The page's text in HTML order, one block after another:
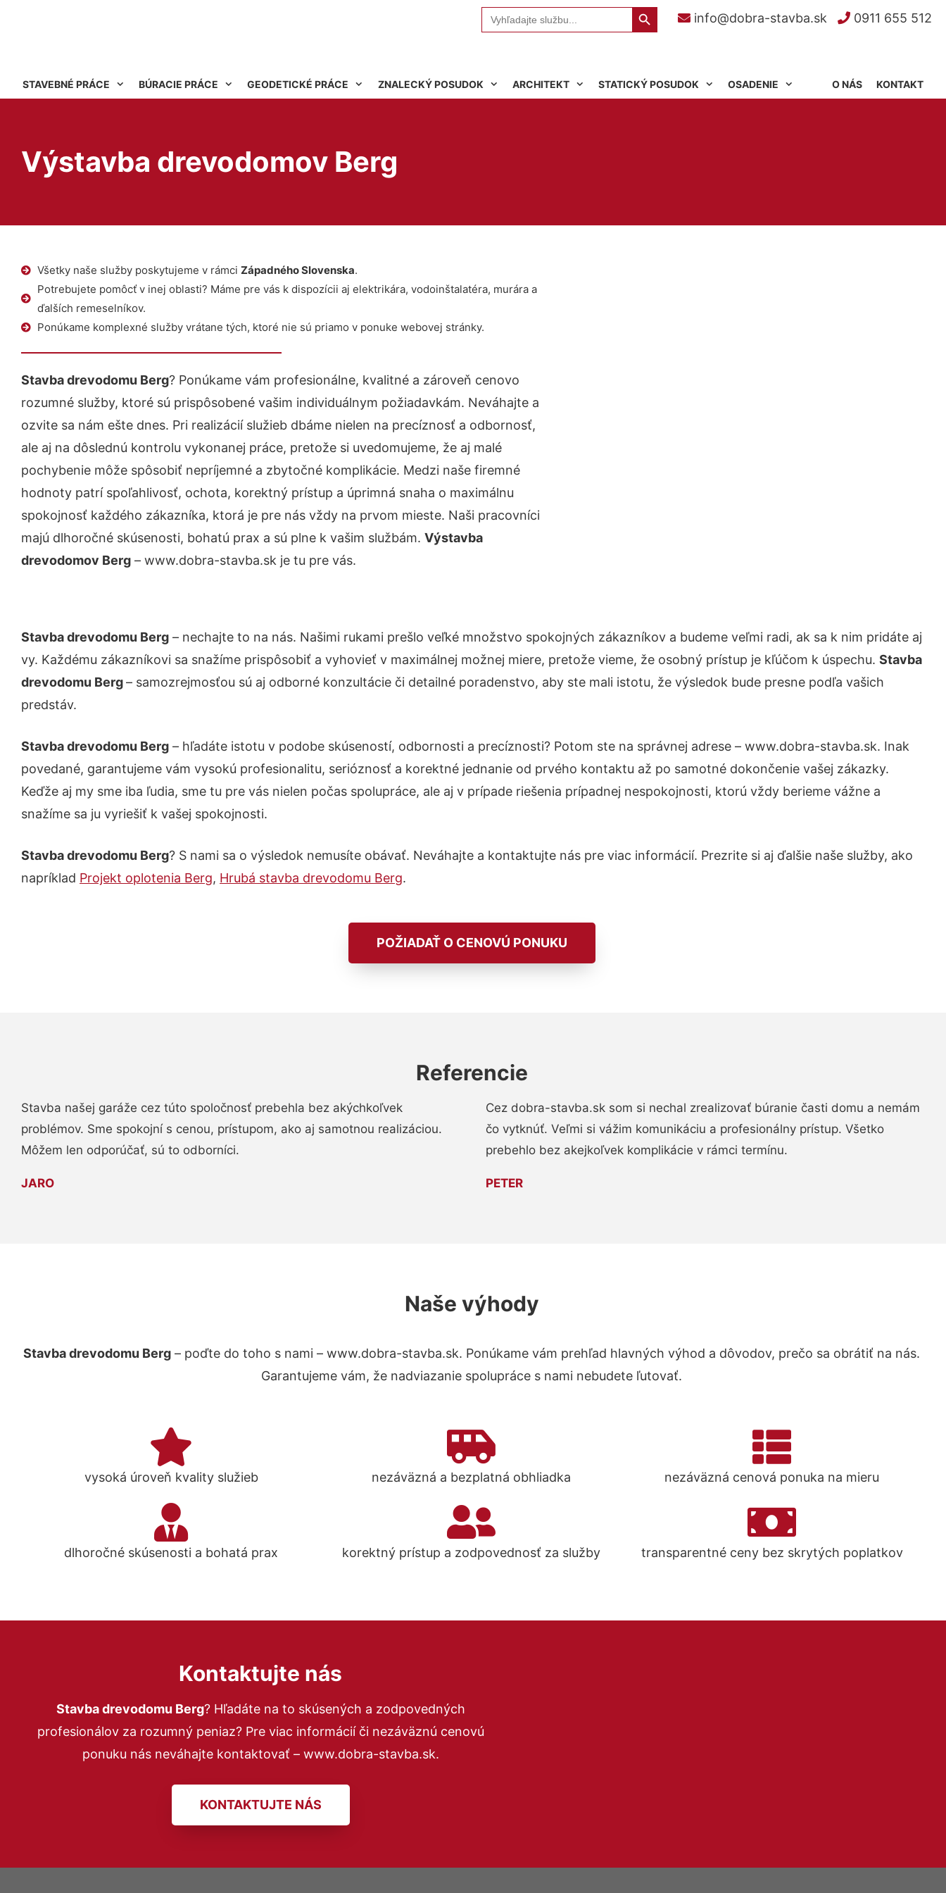
info@dobra-stavba.sk 0911 655 512
Search
for:
Search Button
STAVEBNÉ PRÁCE BÚRACIE PRÁCE GEODETICKÉ PRÁCE ZNALECKÝ POSUDOK ARCHITEKT STATICKÝ POSUDOK OSADENIE KONTAKT
O NÁS
Výstavba drevodomov Berg
Všetky naše služby poskytujeme v rámci Západného Slovenska.
Potrebujete pomôcť v inej oblasti? Máme pre vás k dispozícii aj elektrikára, vodoinštalatéra, murára a
ďalších remeselníkov.
Ponúkame komplexné služby vrátane tých, ktoré nie sú priamo v ponuke webovej stránky.
Stavba drevodomu Berg? Ponúkame vám profesionálne, kvalitné a zároveň cenovo
rozumné služby, ktoré sú prispôsobené vašim individuálnym požiadavkám. Neváhajte a
ozvite sa nám ešte dnes. Pri realizácií služieb dbáme nielen na precíznosť a odbornosť,
ale aj na dôslednú kontrolu vykonanej práce, pretože si uvedomujeme, že aj malé
pochybenie môže spôsobiť nepríjemné a zbytočné komplikácie. Medzi naše firemné
hodnoty patrí spoľahlivosť, ochota, korektný prístup a úprimná snaha o maximálnu
spokojnosť každého zákazníka, ktorá je pre nás vždy na prvom mieste. Naši pracovníci
majú dlhoročné skúsenosti, bohatú prax a sú plne k vašim službám. Výstavba
drevodomov Berg – www.dobra-stavba.sk je tu pre vás.
Stavba drevodomu Berg – nechajte to na nás. Našimi rukami prešlo veľké množstvo spokojných zákazníkov a budeme veľmi radi, ak sa k nim pridáte aj
vy. Každému zákazníkovi sa snažíme prispôsobiť a vyhovieť v maximálnej možnej miere, pretože vieme, že osobný prístup je kľúčom k úspechu. Stavba
drevodomu Berg– samozrejmosťou sú aj odborné konzultácie či detailné poradenstvo, aby ste mali istotu, že výsledok bude presne podľa vašich
predstáv.
Stavba drevodomu Berg – hľadáte istotu v podobe skúseností, odbornosti a precíznosti? Potom ste na správnej adrese – www.dobra-stavba.sk. Inak
povedané, garantujeme vám vysokú profesionalitu, serióznosť a korektné jednanie od prvého kontaktu až po samotné dokončenie vašej zákazky.
Keďže aj my sme iba ľudia, sme tu pre vás nielen počas spolupráce, ale aj v prípade riešenia prípadnej nespokojnosti, ktorú vždy berieme vážne a
snažíme sa ju vyriešiť k vašej spokojnosti.
Stavba drevodomu Berg? S nami sa o výsledok nemusíte obávať. Neváhajte a kontaktujte nás pre viac informácií. Prezrite si aj ďalšie naše služby, ako
napríklad Projekt oplotenia Berg, Hrubá stavba drevodomu Berg.
POŽIADAŤ O CENOVÚ PONUKU
Referencie
Stavba našej garáže cez túto spoločnosť prebehla bez akýchkoľvek
problémov. Sme spokojní s cenou, prístupom, ako aj samotnou realizáciou.
Môžem len odporúčať, sú to odborníci.
JARO
Cez dobra-stavba.sk som si nechal zrealizovať búranie časti domu a nemám
čo vytknúť. Veľmi si vážim komunikáciu a profesionálny prístup. Všetko
prebehlo bez akejkoľvek komplikácie v rámci termínu.
PETER
Naše výhody
Stavba drevodomu Berg – poďte do toho s nami – www.dobra-stavba.sk. Ponúkame vám prehľad hlavných výhod a dôvodov, prečo sa obrátiť na nás.
Garantujeme vám, že nadviazanie spolupráce s nami nebudete ľutovať.
vysoká úroveň kvality služieb nezáväzná a bezplatná obhliadka nezáväzná cenová ponuka na mieru
dlhoročné skúsenosti a bohatá prax korektný prístup a zodpovednosť za služby transparentné ceny bez skrytých poplatkov
Kontaktujte nás
Stavba drevodomu Berg? Hľadáte na to skúsených a zodpovedných
profesionálov za rozumný peniaz? Pre viac informácií či nezáväznú cenovú
ponuku nás neváhajte kontaktovať – www.dobra-stavba.sk.
KONTAKTUJTE NÁS